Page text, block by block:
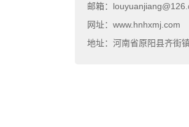
邮箱：
网址：www.hnhxmj.com
地址：河南省原阳县齐街